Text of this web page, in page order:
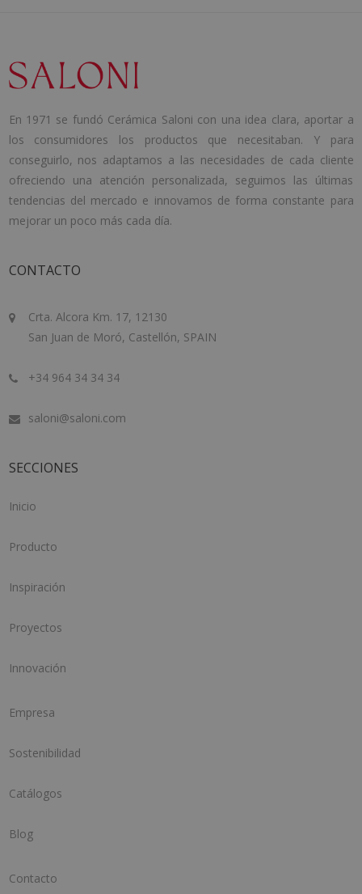
En 1971 se fundó Cerámica Saloni con una idea clara, aportar a
los consumidores los productos que necesitaban. Y para
conseguirlo, nos adaptamos a las necesidades de cada cliente
ofreciendo una atención personalizada, seguimos las últimas
tendencias del mercado e innovamos de forma constante para
mejorar un poco más cada día.
CONTACTO
Crta. Alcora Km. 17, 12130
San Juan de Moró, Castellón, SPAIN
+34 964 34 34 34
saloni@saloni.com
SECCIONES
Inicio
Producto
Inspiración
Proyectos
Innovación
Empresa
Sostenibilidad
Catálogos
Blog
Contacto